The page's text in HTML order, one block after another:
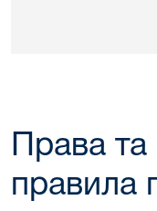
Права
правила